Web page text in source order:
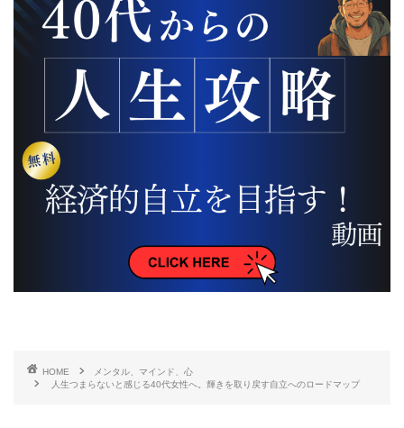
HOME
メンタル、マインド、心
人生つまらないと感じる40代女性へ。輝きを取り戻す自立へのロードマップ